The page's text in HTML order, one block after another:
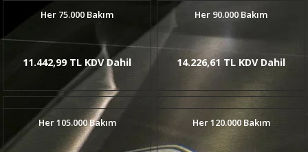
Her 75.000 Bakım
11.442,99 TL KDV Dahil
Her 90.000 Bakım
14.226,61 TL KDV Dahil
Her 105.000 Bakım Her 120.000 Bakım